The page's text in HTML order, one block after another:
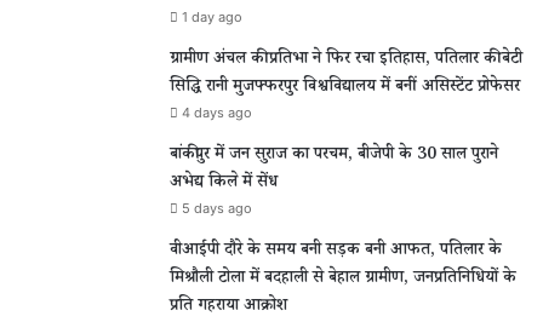
1 day ago
ग्रामीण अंचल की प्रतिभा ने फिर रचा इतिहास, पतिलार की बेटी
सिद्धि रानी मुजफ्फरपुर विश्वविद्यालय में बनीं असिस्टेंट प्रोफेसर
4 days ago
बांकीपुर में जन सुराज का परचम, बीजेपी के 30 साल पुराने
अभेद्य किले में सेंध
5 days ago
वीआईपी दौरे के समय बनी सड़क बनी आफत, पतिलार के
मिश्रौली टोला में बदहाली से बेहाल ग्रामीण, जनप्रतिनिधियों के
प्रति गहराया आक्रोश